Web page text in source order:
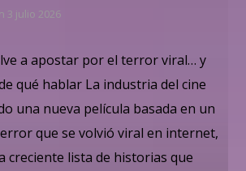
3 julio 2026
a apostar por el terror viral… y
qué hablar La industria del cine
una nueva película basada en un
que se volvió viral en internet,
creciente lista de historias que